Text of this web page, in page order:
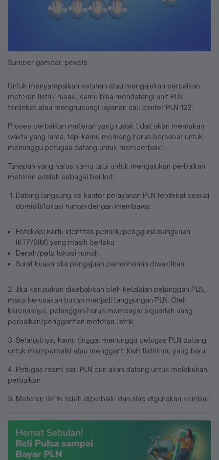
Sumber gambar: pexels
Untuk menyampaikan keluhan atau mengajukan perbaikan
meteran listrik rusak, Kamu bisa mendatangi unit PLN
terdekat atau menghubungi layanan call center PLN 123.
Proses perbaikan meteran yang rusak tidak akan memakan
waktu yang lama, tapi kamu memang harus bersabar untuk
menunggu petugas datang untuk memperbaiki .
Tahapan yang harus kamu lalui untuk mengajukan perbaikan
meteran adalah sebagai berikut:
Datang langsung ke kantor pelayanan PLN terdekat sesuai
domisili/lokasi rumah dengan membawa:
Fotokopi kartu identitas pemilik/pengguna bangunan
(KTP/SIM) yang masih berlaku
Denah/peta lokasi rumah
Surat kuasa bila pengajuan permohonan diwakilkan.
2. Jika kerusakan disebabkan oleh kelalaian pelanggan PLN,
maka kerusakan bukan menjadi tanggungan PLN. Oleh
karenannya, pelanggan harus membayar sejumlah uang
perbaikan/penggantian meteran listrik
3. Selanjutnya, kamu tinggal menunggu petugas PLN datang
untuk memperbaiki atau mengganti KwH listrikmu yang baru.
4. Petugas resmi dari PLN pun akan datang untuk melakukan
perbaikan
5. Meteran listrik telah diperbaiki dan siap digunakan kembali.